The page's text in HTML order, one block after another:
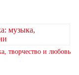
творчество и любовь